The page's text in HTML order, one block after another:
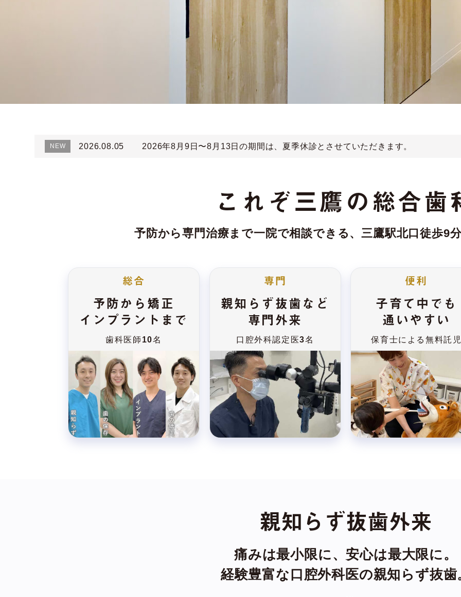
2026.08.05 2026年8月9日〜8月13日の期間は、夏季休診とさせていただきます。
これぞ三鷹の総合歯
予防から専門治療まで一院で相談できる、三鷹駅北口徒歩9
総合
予防から矯正
インプラントまで
歯科医師 10名
専門
親知らず抜歯など
専門外来
口腔外科認定医3名
便利
子育て中でも
通いやすい
保育士による無料託
親知らず抜歯外来
痛みは最小限に、安心は最大限に。
経験豊富な口腔外科医の親知らず抜歯